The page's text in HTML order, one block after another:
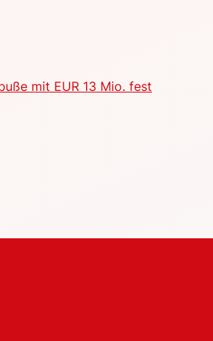
mit EUR 13 Mio. fest